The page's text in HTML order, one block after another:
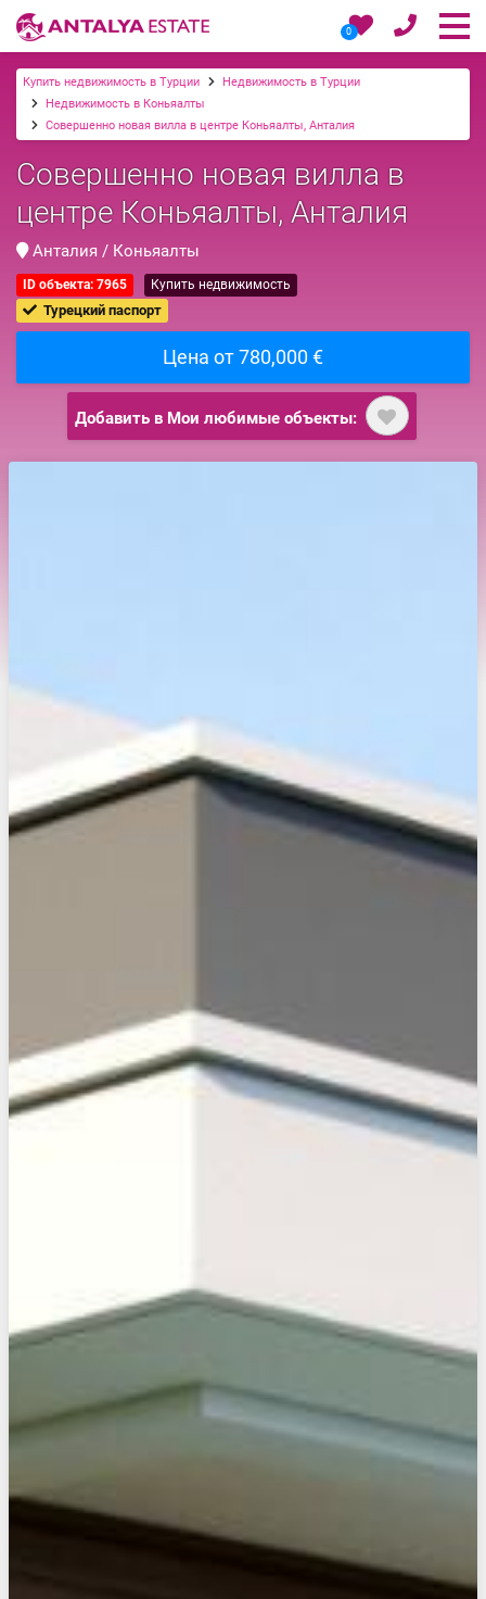
0
Купить недвижимость в Турции
Недвижимость в Турции
Недвижимость в Коньяалты
Совершенно новая вилла в центре Коньяалты, Анталия
Совершенно новая вилла в
центре Коньяалты, Анталия
Анталия / Коньяалты
ID объекта: 7965 Купить недвижимость
Турецкий паспорт
Цена от 780,000 €
Добавить в Мои любимые объекты: